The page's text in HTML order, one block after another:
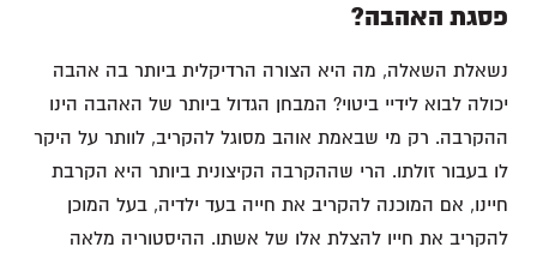
פסגת האהבה?
נשאלת השאלה, מה היא הצורה הרדיקלית ביותר בה אהבה
יכולה לבוא לידיי ביטוי? המבחן הגדול ביותר של האהבה הינו
ההקרבה. רק מי שבאמת אוהב מסוגל להקריב, לוותר על היקר
לו בעבור זולתו. הרי שההקרבה הקיצונית ביותר היא הקרבת
חיינו, אם המוכנה להקריב את חייה בעד ילדיה, בעל המוכן
להקריב את חייו להצלת אלו של אשתו. ההיסטוריה מלאה